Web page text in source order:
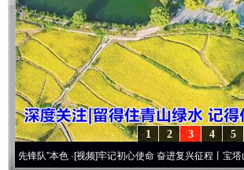
5
4
3
2
1
·[视频]牢记初心使命 奋进复兴征程丨宝塔山下好光景..